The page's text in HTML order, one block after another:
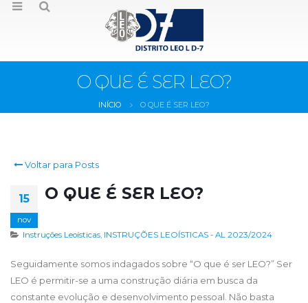
O QUE É SER LEO?
INÍCIO O QUE É SER LEO?
Voltar para Posts
15
nov
O QUE É SER LEO?
Instruções Leoísticas, INSTRUÇÕES LEOÍSTICAS - AL 2023/2024
Seguidamente somos indagados sobre “O que é ser LEO?” Ser
LEO é permitir-se a uma construção diária em busca da
constante evolução e desenvolvimento pessoal. Não basta